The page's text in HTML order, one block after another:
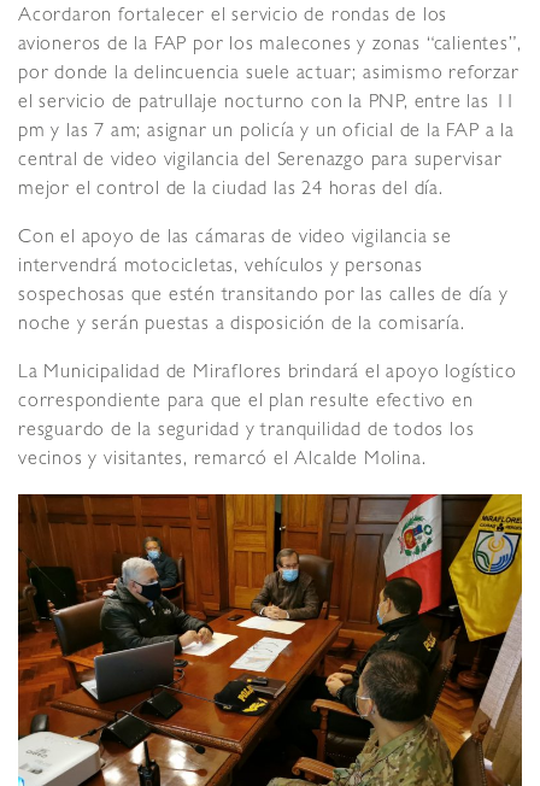
Acordaron fortalecer el servicio de rondas de los
avioneros de la FAP por los malecones y zonas “calientes”,
por donde la delincuencia suele actuar; asimismo reforzar
el servicio de patrullaje nocturno con la PNP, entre las 11
pm y las 7 am; asignar un policía y un oficial de la FAP a la
central de video vigilancia del Serenazgo para supervisar
mejor el control de la ciudad las 24 horas del día.
Con el apoyo de las cámaras de video vigilancia se
intervendrá motocicletas, vehículos y personas
sospechosas que estén transitando por las calles de día y
noche y serán puestas a disposición de la comisaría.
La Municipalidad de Miraflores brindará el apoyo logístico
correspondiente para que el plan resulte efectivo en
resguardo de la seguridad y tranquilidad de todos los
vecinos y visitantes, remarcó el Alcalde Molina.